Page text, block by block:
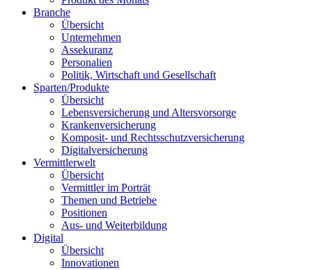
Branche
Übersicht
Unternehmen
Assekuranz
Personalien
Politik, Wirtschaft und Gesellschaft
Sparten/Produkte
Übersicht
Lebensversicherung und Altersvorsorge
Krankenversicherung
Komposit- und Rechtsschutzversicherung
Digitalversicherung
Vermittlerwelt
Übersicht
Vermittler im Porträt
Themen und Betriebe
Positionen
Aus- und Weiterbildung
Digital
Übersicht
Innovationen